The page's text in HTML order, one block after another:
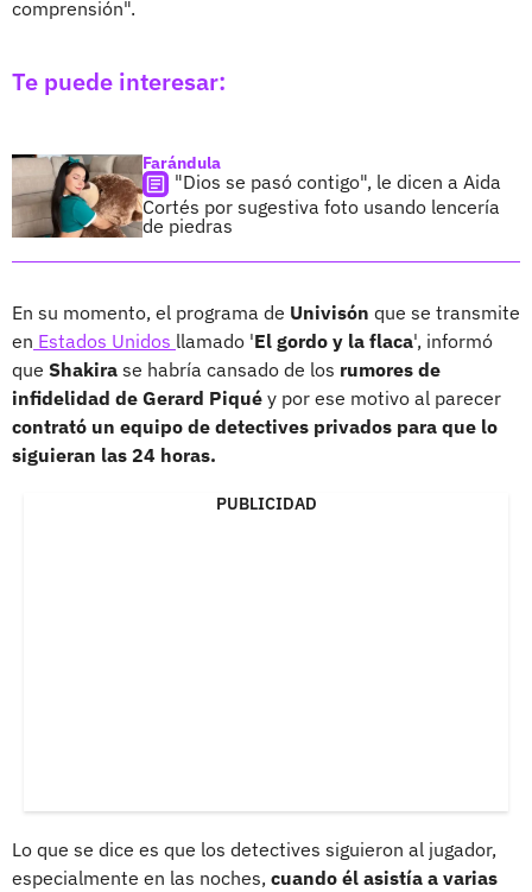
comprensión".
Te puede interesar:
Farándula
"Dios se pasó contigo", le dicen a Aida
Cortés por sugestiva foto usando lencería
de piedras
En su momento, el programa de Univisón que se transmite
en Estados Unidos llamado 'El gordo y la flaca', informó
que Shakira se habría cansado de los rumores de
infidelidad de Gerard Piqué y por ese motivo al parecer
contrató un equipo de detectives privados para que lo
siguieran las 24 horas.
PUBLICIDAD
Lo que se dice es que los detectives siguieron al jugador,
especialmente en las noches, cuando él asistía a varias